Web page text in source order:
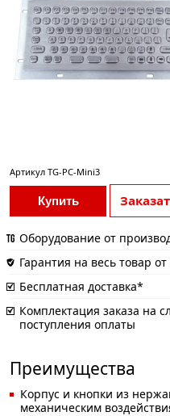
Артикул TG-PC-Mini3
Купить
Оборудование от
Гарантия на весь товар
Бесплатная доставка*
Комплектация заказа на
поступления оплаты
Преимущества
Корпус и кнопки из
механическим